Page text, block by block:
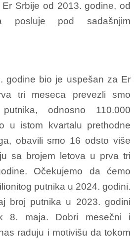
Srbije od 2013. godine, od
posluje pod sadašnjim
godine bio je uspešan za Er
tri meseca prevezli smo
odnosno 110.000
u istom kvartalu prethodne
obavili smo 16 odsto više
sa brojem letova u prva tri
Očekujemo da ćemo
putnika u 2024. godini.
broj putnika u 2023. godini
8. maja. Dobri mesečni i
raduju i motivišu da tokom